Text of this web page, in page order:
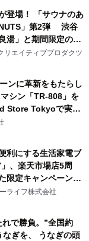
登場！ 「サウナのあ
」第2弾 渋谷
湯」と期間限定のコ
サウナイキタイコラ
定！
リエイティブプロダクツ
ンに革新をもたらし
シン「TR-808」を
Store Tokyoで実機
キャンペーンを開
」の 特別プログ
ィーチャーしたアニ
～
利にする生活家電ブ
、楽天市場店5周
限定キャンペーンを
ライフ株式会社
で勝負。”全国約
ぎを、 うなぎの頭